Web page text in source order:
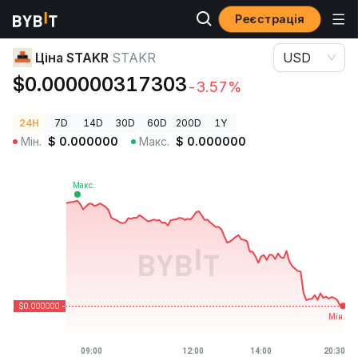
Реєстрація
Ціни криптовалют Ціна STAKR STAKR
Ціна STAKR STAKR
$0.000000317303-3.57%
USD
24H 7D 14D 30D 60D 200D 1Y
Мін. $ 0.000000 Макс. $ 0.000000